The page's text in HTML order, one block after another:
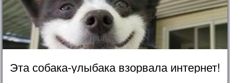
Эта собака-улыбака взорвала интернет!